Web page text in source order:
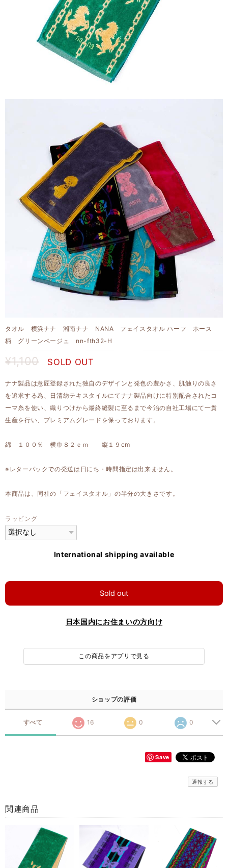
タオル 横浜ナナ 湘南ナナ NANA フェイスタオル ハーフ ホース
柄 グリーンベージュ nn-fth32-H
¥1,100 SOLD OUT
ナナ製品は意匠登録された独自のデザインと発色の豊かさ、肌触りの良さ
を追求する為、日清紡テキスタイルにてナナ製品向けに特別配合されたコ
ーマ糸を使い、織りつけから最終縫製に至るまで今治の自社工場にて一貫
生産を行い、プレミアムグレードを保っております。
綿 １００％ 横巾８２ｃｍ 縦１９cm
※レターパックでの発送は日にち・時間指定は出来ません。
本商品は、同社の「フェイスタオル」の半分の大きさです。
ラッピング
International shipping available
Sold out
日本国内にお住まいの方向け
この商品をアプリで見る
ショップの評価
すべて 16 0 0
Save
通報する
関連商品